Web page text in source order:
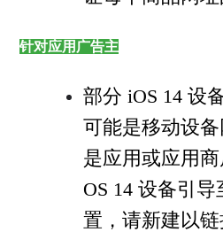
针对应用广告主
部分 iOS 14 设
可能是移动设
是应用或应用
OS 14 设备引
置，请新建以